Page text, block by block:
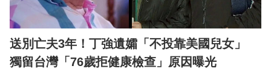
送別亡夫3年！丁強遺孀「不投靠美國兒女」
獨留台灣「76歲拒健康檢查」原因曝光